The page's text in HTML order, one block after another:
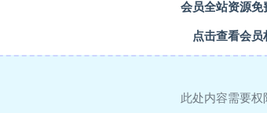
会员全站资源免
点击查看会员
此处内容需要权